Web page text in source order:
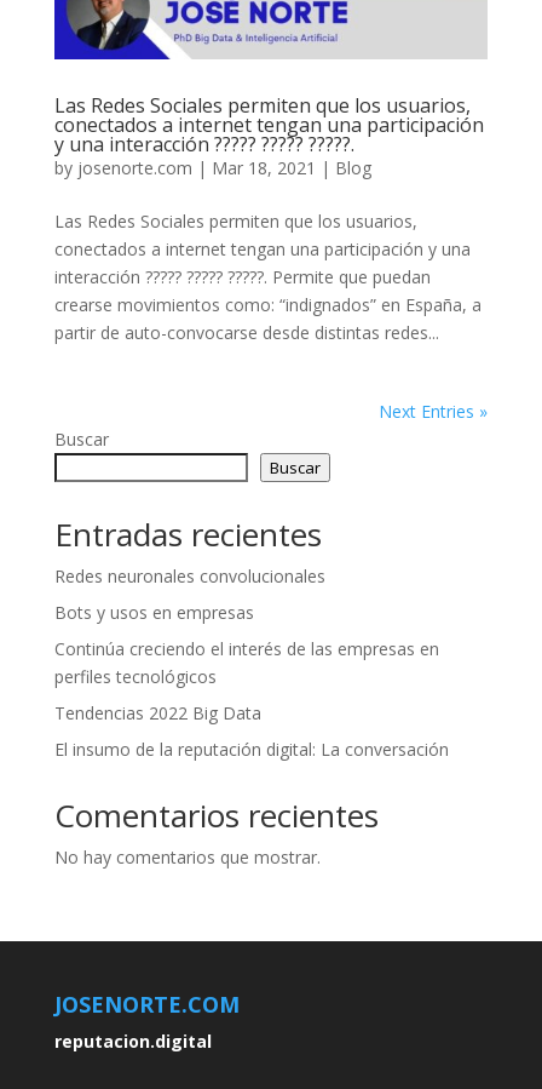
Las Redes Sociales permiten que los usuarios,
conectados a internet tengan una participación
y una interacción ????? ????? ?????.
by josenorte.com | Mar 18, 2021 | Blog
Las Redes Sociales permiten que los usuarios,
conectados a internet tengan una participación y una
interacción ????? ????? ?????. Permite que puedan
crearse movimientos como: “indignados” en España, a
partir de auto-convocarse desde distintas redes...
Next Entries »
Buscar
Buscar
Entradas recientes
Redes neuronales convolucionales
Bots y usos en empresas
Continúa creciendo el interés de las empresas en
perfiles tecnológicos
Tendencias 2022 Big Data
El insumo de la reputación digital: La conversación
Comentarios recientes
No hay comentarios que mostrar.
JOSENORTE.COM
reputacion.digital